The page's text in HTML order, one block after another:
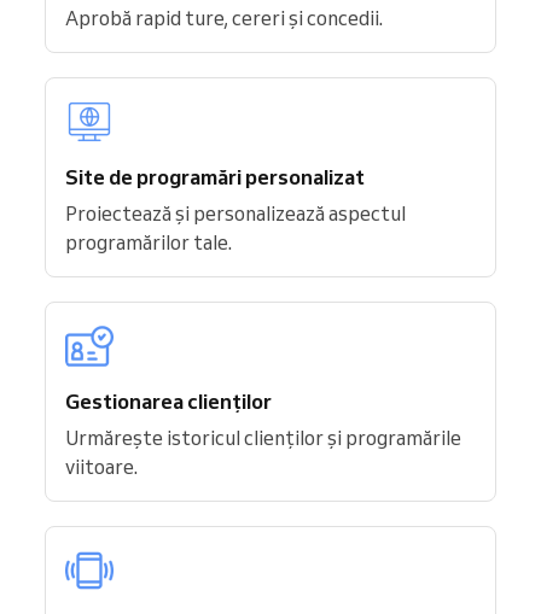
Aprobă rapid ture, cereri și concedii.
Site de programări personalizat
Proiectează și personalizează aspectul
programărilor tale.
Gestionarea clienților
Urmărește istoricul clienților și programările
viitoare.